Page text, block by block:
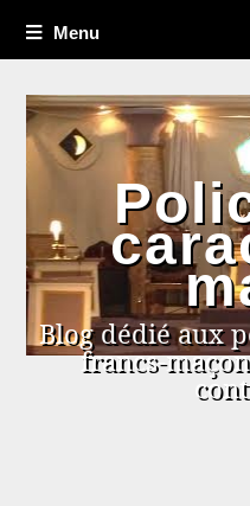
Menu
Blog dédié aux
francs-